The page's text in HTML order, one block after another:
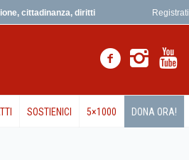
Registrati
cittadinanza, diritti
SOSTIENICI 5×1000 DONA ORA!